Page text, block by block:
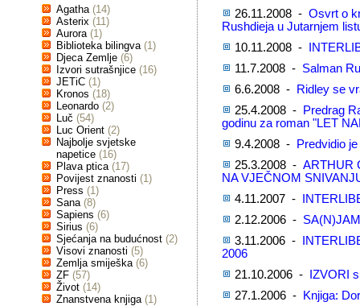
Agatha (14)
Asterix (11)
Aurora (1)
Biblioteka bilingva (1)
Djeca Zemlje (6)
Izvori sutrašnjice (16)
JETiC (1)
Kronos (18)
Leonardo (2)
Luč (54)
Luc Orient (2)
Najbolje svjetske
napetice (16)
Plava ptica (17)
Povijest znanosti (1)
Press (1)
Sana (8)
Sapiens (6)
Sirius (6)
Sjećanja na budućnost (2)
Visovi znanosti (5)
Zemlja smiješka (6)
ZF (57)
Život (14)
Znanstvena knjiga (1)
26.11.2008 - Osvrt o
Rushdieja u Jutarnjem
10.11.2008 -
11.7.2008 - Salman
6.6.2008 -
Ridley se
25.4.2008 -
Predrag
godinu za roman "LET
9.4.2008 -
Predvidio
25.3.2008 - ARTHUR
NA VJEČNOM
4.11.2007 -
2.12.2006 -
3.11.2006 -
2006
21.10.2006 -
IZVORI
27.1.2006 -
Knjiga: